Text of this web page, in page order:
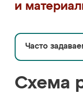
и
Часто
Схема